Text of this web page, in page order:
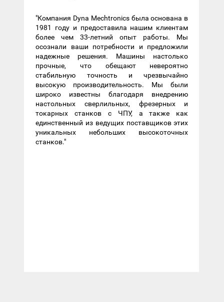
"Компания Dyna Mechtronics была основана в
1981 году и предоставила нашим клиентам
более чем 33-летний опыт работы. Мы
осознали ваши потребности и предложили
надежные решения. Машины настолько
прочные, что обещают невероятно
стабильную точность и чрезвычайно
высокую производительность. Мы были
широко известны благодаря внедрению
настольных сверлильных, фрезерных и
токарных станков с ЧПУ, а также как
единственный из ведущих поставщиков этих
уникальных небольших высокоточных
станков."